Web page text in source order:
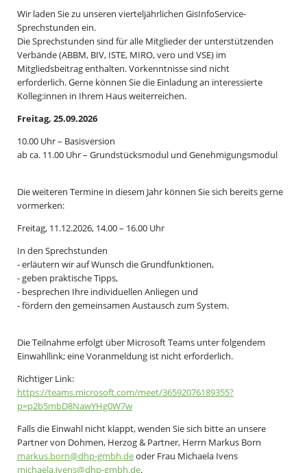
Wir laden Sie zu unseren vierteljährlichen GisInfoService-
Sprechstunden ein.
Die Sprechstunden sind für alle Mitglieder der unterstützenden
Verbände (ABBM, BIV, ISTE, MIRO, vero und VSE) im
Mitgliedsbeitrag enthalten. Vorkenntnisse sind nicht
erforderlich. Gerne können Sie die Einladung an interessierte
Kolleg:innen in Ihrem Haus weiterreichen.
Freitag, 25.09.2026
10.00 Uhr – Basisversion
ab ca. 11.00 Uhr – Grundstücksmodul und Genehmigungsmodul
Die weiteren Termine in diesem Jahr können Sie sich bereits gerne
vormerken:
Freitag, 11.12.2026, 14.00 – 16.00 Uhr
In den Sprechstunden
- erläutern wir auf Wunsch die Grundfunktionen,
- geben praktische Tipps,
- besprechen Ihre individuellen Anliegen und
- fördern den gemeinsamen Austausch zum System.
Die Teilnahme erfolgt über Microsoft Teams unter folgendem
Einwahllink; eine Voranmeldung ist nicht erforderlich.
Richtiger Link:
https://teams.microsoft.com/meet/36592076189355?
p=p2b5mbD8NawYHg0W7w
Falls die Einwahl nicht klappt, wenden Sie sich bitte an unsere
Partner von Dohmen, Herzog & Partner, Herrn Markus Born
markus.born@dhp-gmbh.deoder Frau Michaela Ivens
michaela.ivens@dhp-gmbh.de.